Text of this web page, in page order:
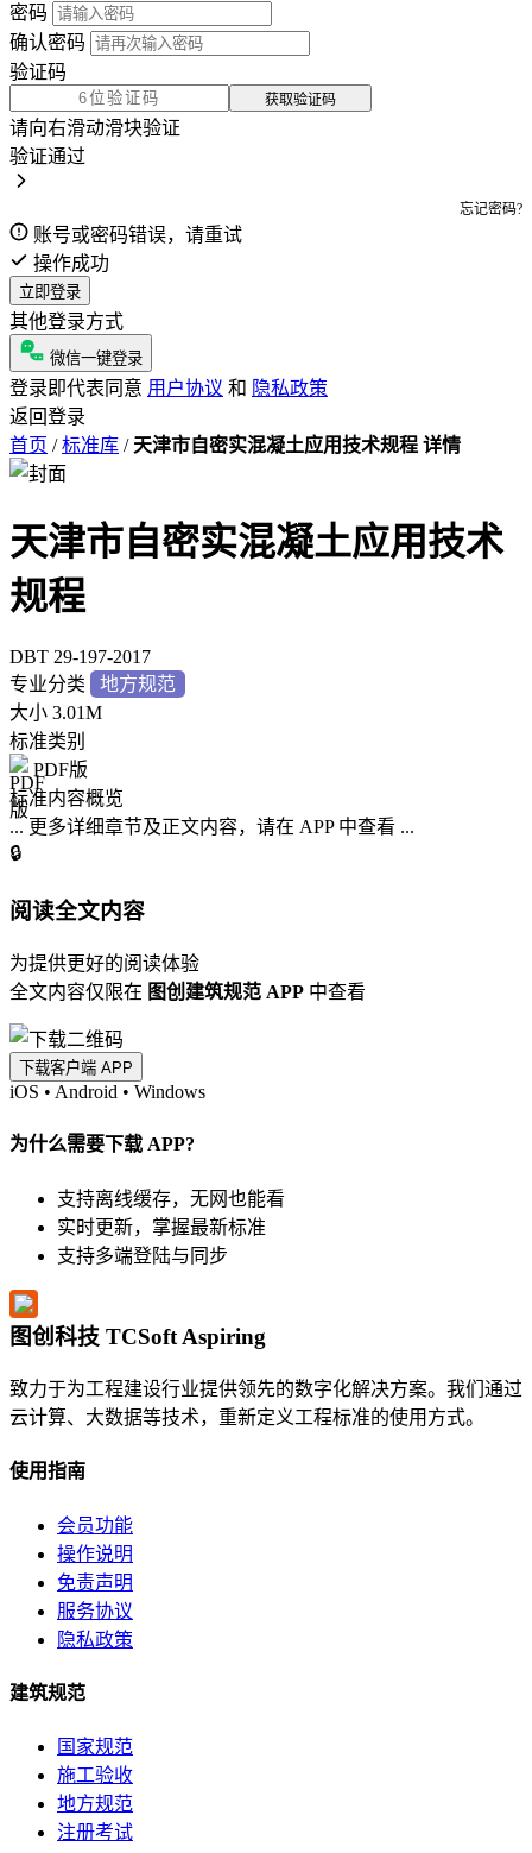
密码
确认密码
验证码
获取验证码
请向右滑动滑块验证
验证通过
忘记密码?
账号或密码错误，请重试
操作成功
立即登录
其他登录方式
微信一键登录
登录即代表同意 用户协议 和 隐私政策
返回登录
首页 / 标准库 / 天津市自密实混凝土应用技术规程 详情
天津市自密实混凝土应用技术
规程
DBT 29-197-2017
专业分类
地方规范
大小 3.01M
标准类别
PDF版
标准内容概览
... 更多详细章节及正文内容，请在 APP 中查看 ...
🔒
阅读全文内容
为提供更好的阅读体验
全文内容仅限在 图创建筑规范 APP 中查看
下载客户端 APP
iOS • Android • Windows
为什么需要下载 APP?
支持离线缓存，无网也能看
实时更新，掌握最新标准
支持多端登陆与同步
图创科技 TCSoft Aspiring
致力于为工程建设行业提供领先的数字化解决方案。我们通过
云计算、大数据等技术，重新定义工程标准的使用方式。
使用指南
会员功能
操作说明
免责声明
服务协议
隐私政策
建筑规范
国家规范
施工验收
地方规范
注册考试